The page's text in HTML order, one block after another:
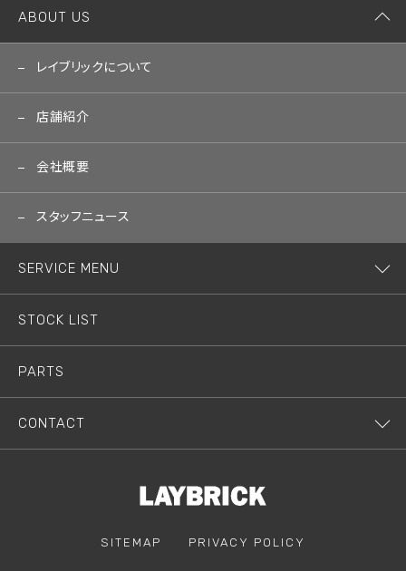
ABOUT US
レイブリックについて
店舗紹介
会社概要
スタッフニュース
SERVICE MENU
STOCK LIST
PARTS
CONTACT
SITEMAP PRIVACY POLICY